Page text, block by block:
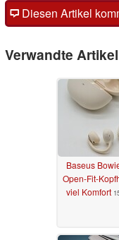
Diesen Artikel
Verwandte Artikel
Baseus
Open-Fit-
viel Komfort